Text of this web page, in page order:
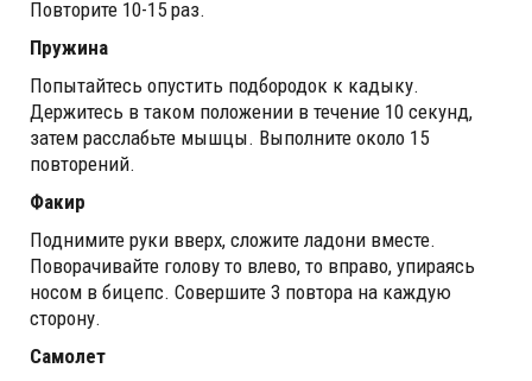
Повторите 10-15 раз.
Пружина
Попытайтесь опустить подбородок к кадыку.
Держитесь в таком положении в течение 10 секунд,
затем расслабьте мышцы. Выполните около 15
повторений.
Факир
Поднимите руки вверх, сложите ладони вместе.
Поворачивайте голову то влево, то вправо, упираясь
носом в бицепс. Совершите 3 повтора на каждую
сторону.
Самолет